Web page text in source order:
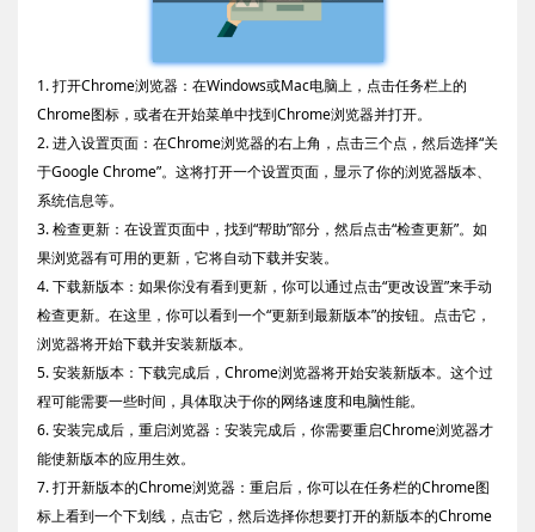
1. 打开Chrome浏览器：在Windows或Mac电脑上，点击任务栏上的
Chrome图标，或者在开始菜单中找到Chrome浏览器并打开。
2. 进入设置页面：在Chrome浏览器的右上角，点击三个点，然后选择“关
于Google Chrome”。这将打开一个设置页面，显示了你的浏览器版本、
系统信息等。
3. 检查更新：在设置页面中，找到“帮助”部分，然后点击“检查更新”。如
果浏览器有可用的更新，它将自动下载并安装。
4. 下载新版本：如果你没有看到更新，你可以通过点击“更改设置”来手动
检查更新。在这里，你可以看到一个“更新到最新版本”的按钮。点击它，
浏览器将开始下载并安装新版本。
5. 安装新版本：下载完成后，Chrome浏览器将开始安装新版本。这个过
程可能需要一些时间，具体取决于你的网络速度和电脑性能。
6. 安装完成后，重启浏览器：安装完成后，你需要重启Chrome浏览器才
能使新版本的应用生效。
7. 打开新版本的Chrome浏览器：重启后，你可以在任务栏的Chrome图
标上看到一个下划线，点击它，然后选择你想要打开的新版本的Chrome